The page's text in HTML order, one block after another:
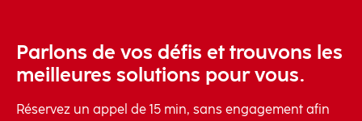
Parlons de vos défis et trouvons les
meilleures solutions pour vous.
Réservez un appel de 15 min, sans engagement afin